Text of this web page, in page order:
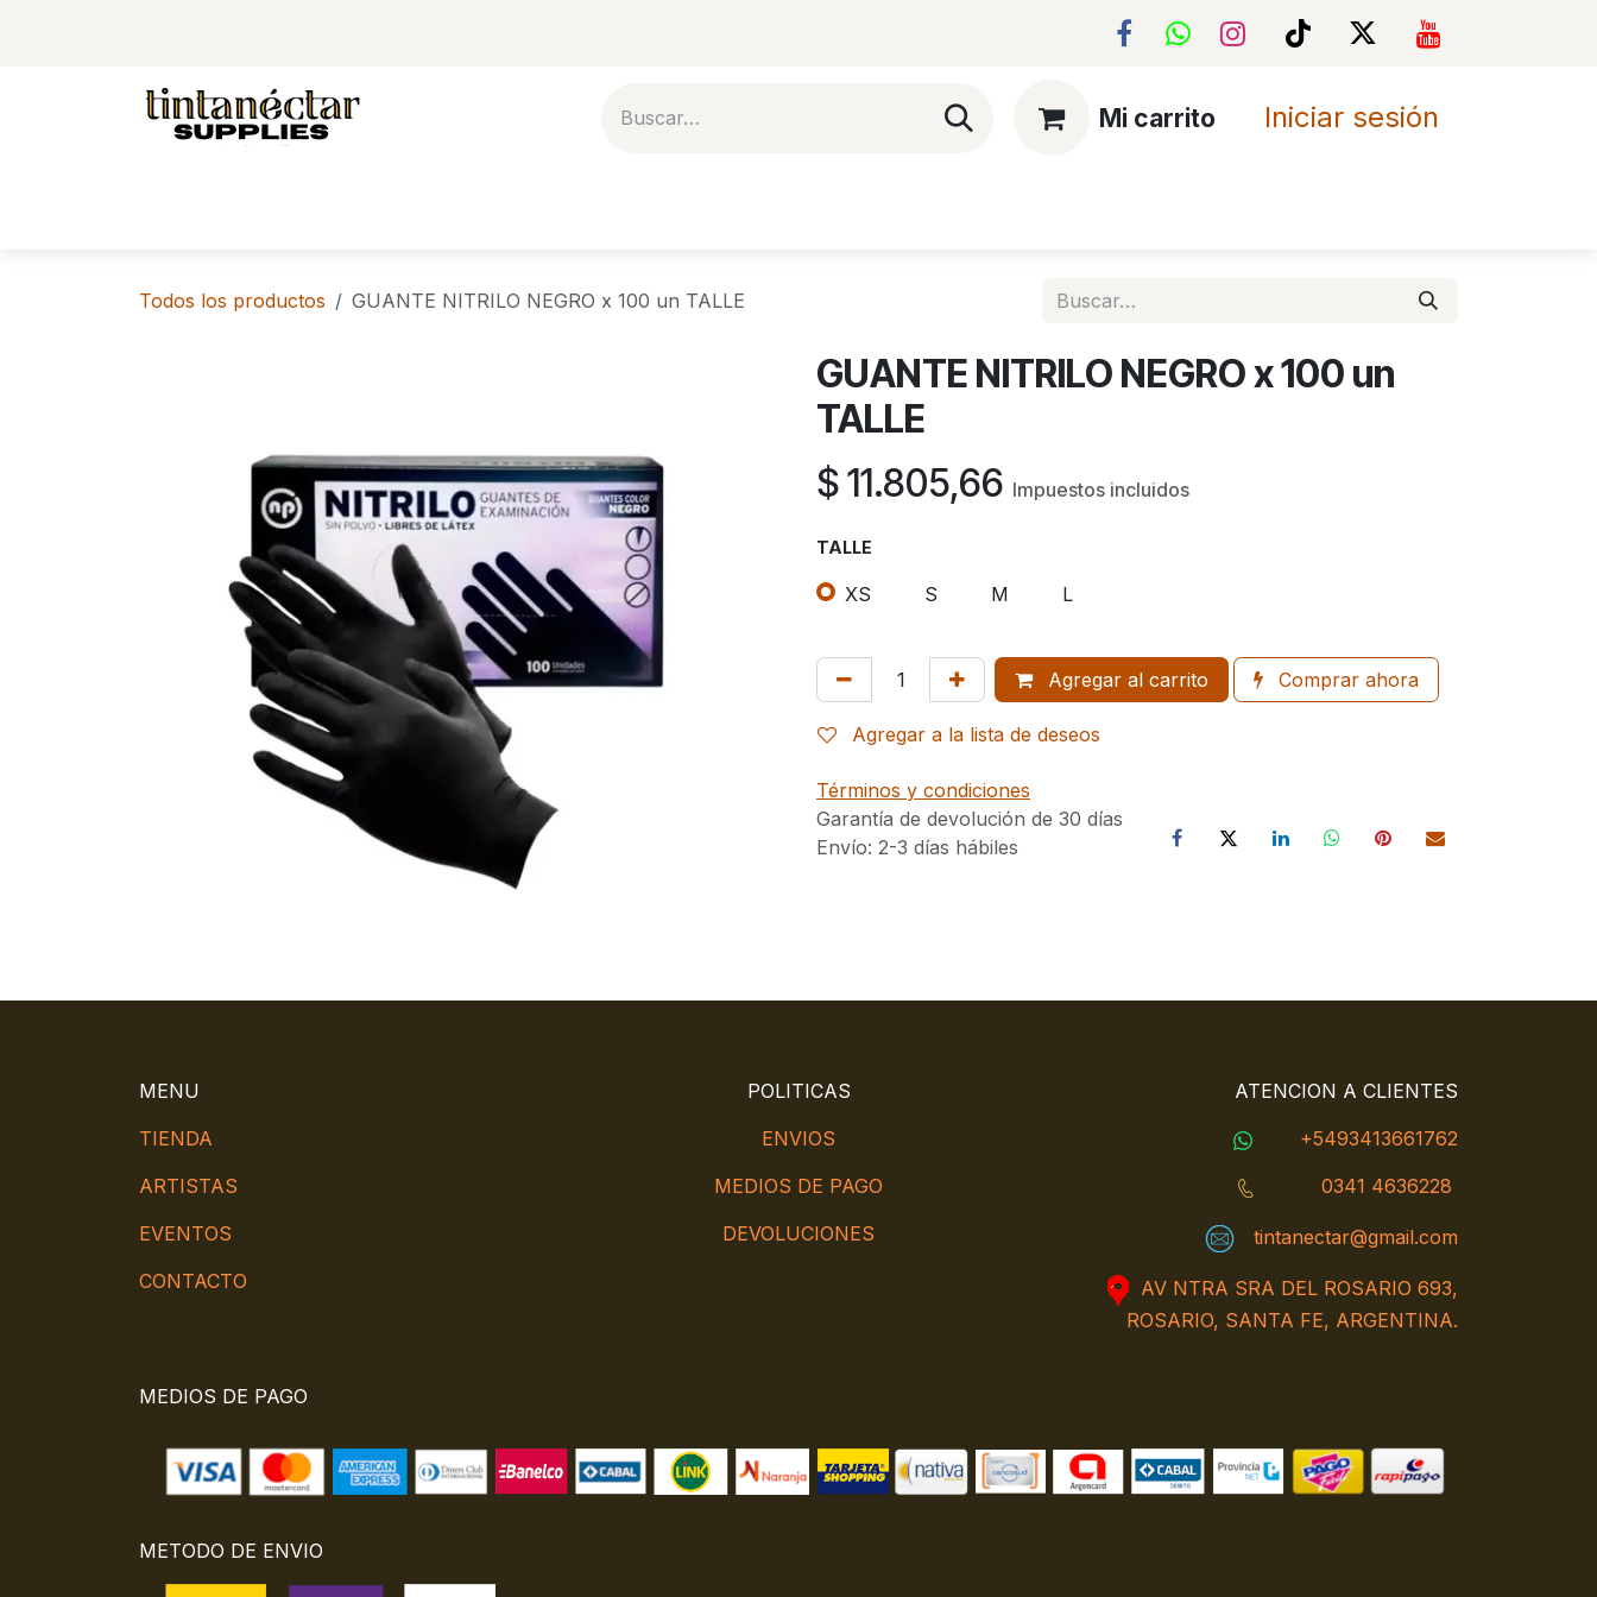
Mi carrito Iniciar sesión
Todos los productos GUANTE NITRILO NEGRO x 100 un TALLE
GUANTE NITRILO NEGRO x 100 un
TALLE
$11.805,66 Impuestos incluidos
TALLE
XS S M L
Agregar al carrito Comprar ahora
Agregar a la lista de deseos
Términos y condiciones
Garantía de devolución de 30 días
Envío: 2-3 días hábiles
MENU
TIENDA
ARTISTAS
EVENTOS
CONTACTO
POLITICAS
ENVIOS
MEDIOS DE PAGO
DEVOLUCIONES
ATENCION A CLIENTES
+5493413661762
0341 4636228
tintanectar@gmail.com
AV NTRA SRA DEL ROSARIO 693,
ROSARIO, SANTA FE, ARGENTINA.
MEDIOS DE PAGO
METODO DE ENVIO